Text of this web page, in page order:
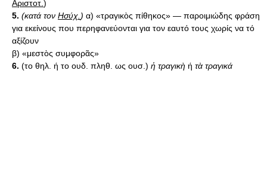
Αριστοτ. )
5. (κατά τον Ησύχ. ) α) «τραγικὸς πίθηκος» — παροιμιώδης φράση
για εκείνους που περηφανεύονται για τον εαυτό τους χωρίς να τό
αξίζουν
β) «μεστὸς συμφορᾶς»
6. (το θηλ. ή το ουδ. πληθ. ως ουσ.) ἡ τραγικὴ ή τὰ τραγικά